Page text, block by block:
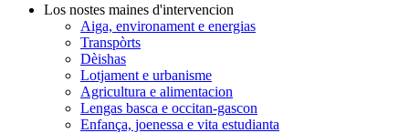
Los nostes maines d'intervencion
Aiga, environament e energias
Transpòrts
Dèishas
Lotjament e urbanisme
Agricultura e alimentacion
Lengas basca e occitan-gascon
Enfança, joenessa e vita estudianta